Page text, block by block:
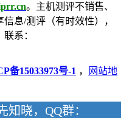
。主机测评不销售、
息/测评（有时效性），
系：
备15033973号-1 ，
网站地
知晓，QQ群：